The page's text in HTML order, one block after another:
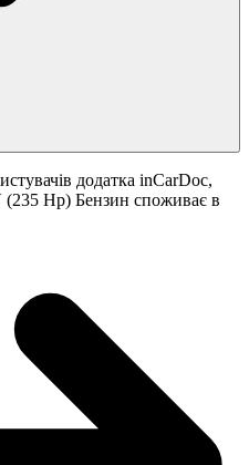
додатка inCarDoc,
Hp) Бензин споживає в